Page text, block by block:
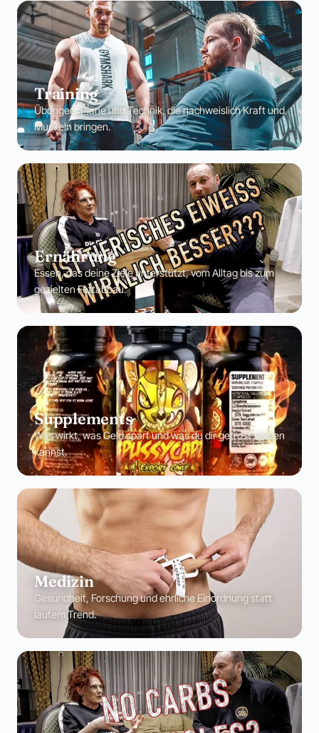
Training
Übungen, Pläne und Technik, die nachweislich Kraft und
Muskeln bringen.
Ernährung
Essen, das deine Ziele unterstützt, vom Alltag bis zum
gezielten Fettabbau.
Supplements
Was wirkt, was Geld spart und was du dir getrost sparen
kannst.
Medizin
Gesundheit, Forschung und ehrliche Einordnung statt
lautem Trend.